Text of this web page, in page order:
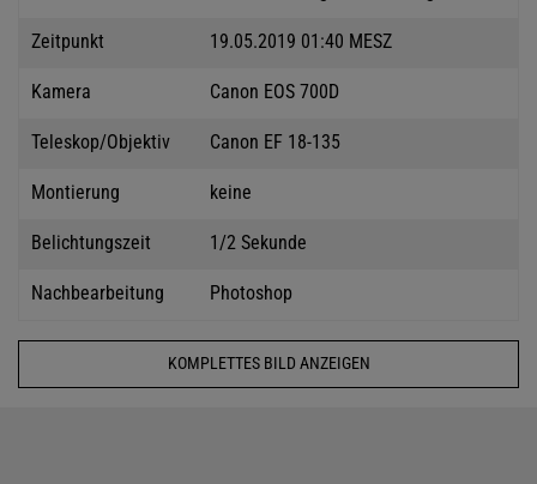
Zeitpunkt 19.05.2019 01:40 MESZ
Kamera Canon EOS 700D
Teleskop/Objektiv Canon EF 18-135
Montierung keine
Belichtungszeit 1/2 Sekunde
Nachbearbeitung Photoshop
KOMPLETTES BILD ANZEIGEN